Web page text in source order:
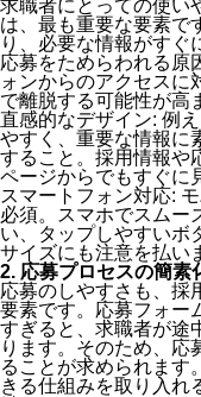
求職者にとっての使い
は、最も重要な要素で
り、必要な情報がすぐ
応募をためらわれる原
ォンからのアクセスに
で離脱する可能性が高
直感的なデザイン: 例
やすく、重要な情報に
すること。採用情報や
ページからでもすぐに
スマートフォン対応:
必須。スマホでスムー
い、タップしやすいボ
サイズにも注意を払い
2. 応募プロセスの簡素
応募のしやすさも、採
要素です。応募フォー
すぎると、求職者が途
ります。そのため、応
ることが求められます
きる仕組みを取り入れ